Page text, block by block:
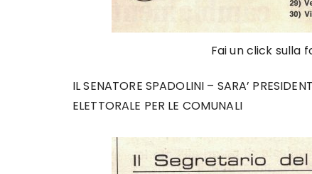
Fai un click sulla
IL SENATORE SPADOLINI – SARA’
ELETTORALE PER LE COMUNALI